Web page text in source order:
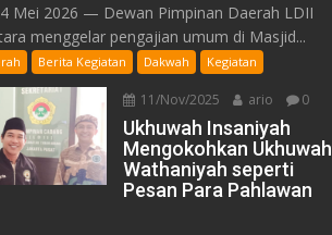
Mei 2026 — Dewan Pimpinan Daerah LDII
menggelar pengajian umum di Masjid...
Berita Kegiatan Dakwah Kegiatan
11/Nov/2025 ario 0
Ukhuwah Insaniyah
Mengokohkan Ukhuwah
Wathaniyah seperti
Pesan Para Pahlawan